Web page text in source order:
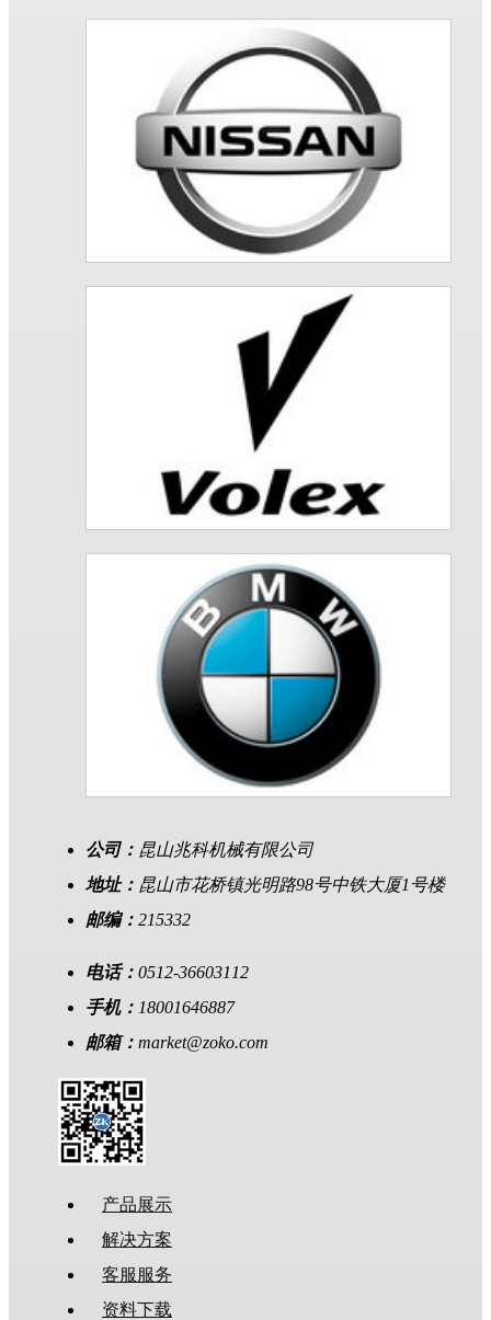
公司： 昆山兆科机械有限公司
地址： 昆山市花桥镇光明路98号中铁大厦1号楼
邮编： 215332
电话： 0512-36603112
手机： 18001646887
邮箱： market@zoko.com
产品展示
解决方案
客服服务
资料下载